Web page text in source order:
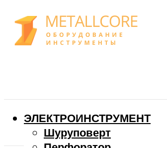
ЭЛЕКТРОИНСТРУМЕНТ
Шуруповерт